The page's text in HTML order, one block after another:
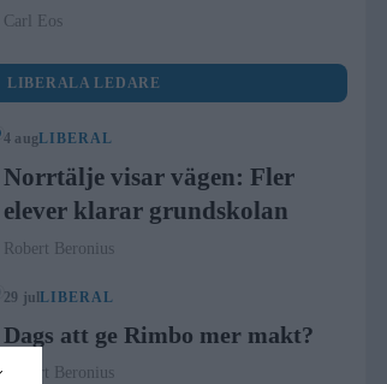
Carl Eos
LIBERALA LEDARE
4 augLIBERAL
Norrtälje visar vägen: Fler
elever klarar grundskolan
Robert Beronius
29 julLIBERAL
Dags att ge Rimbo mer makt?
Robert Beronius